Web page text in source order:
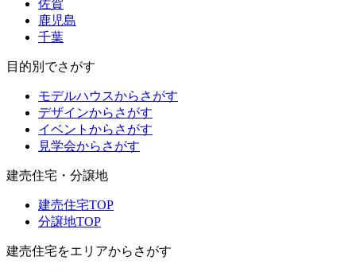
佐賀
鹿児島
千葉
目的別でさがす
モデルハウスからさがす
デザインからさがす
イベントからさがす
見学会からさがす
建売住宅・分譲地
建売住宅TOP
分譲地TOP
建売住宅をエリアからさがす